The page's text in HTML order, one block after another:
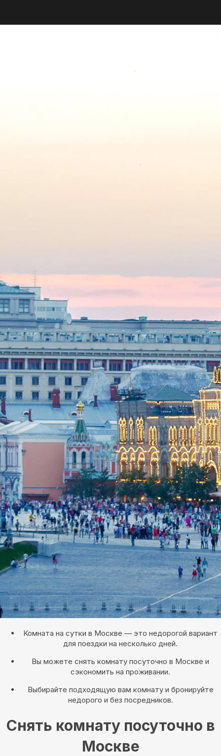
Комната на сутки в Москве — это недорогой вариант
для поездки на несколько дней.
Вы можете снять комнату посуточно в Москве и
сэкономить на проживании.
Выбирайте подходящую вам комнату и бронируйте
недорого и без посредников.
Снять комнату посуточно в
Москве